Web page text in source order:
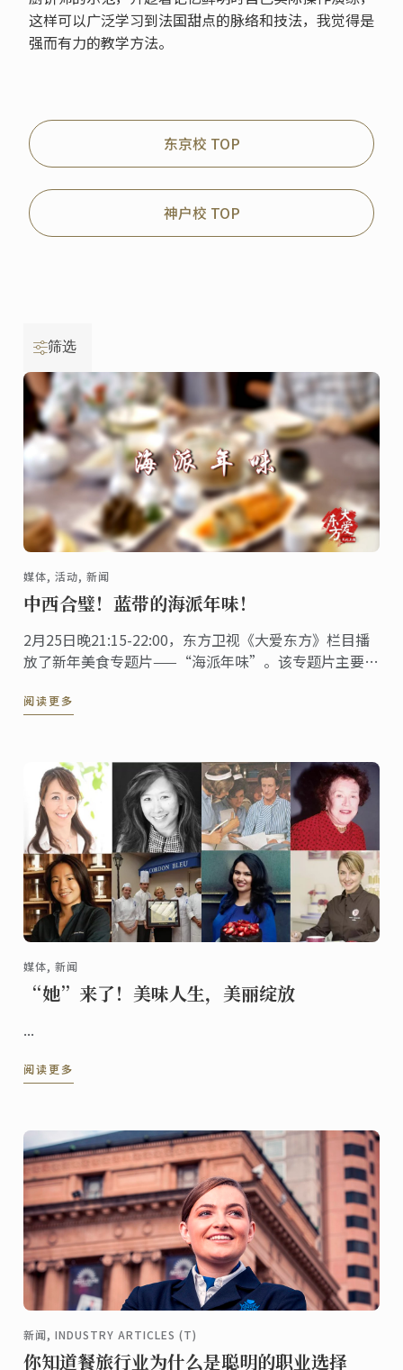
这样可以广泛学习到法国甜点的脉络和技法，我觉得是
强而有力的教学方法。
东京校 TOP
神户校 TOP
筛选
媒体, 活动, 新闻
中西合璧！蓝带的海派年味！
2月25日晚21:15-22:00，东方卫视《大爱东方》栏目播
放了新年美食专题片——“海派年味”。该专题片主要跟
观众还能看到许多既有中式料理风味，但又不同于传统
阅读更多
媒体, 新闻
“她”来了！美味人生，美丽绽放
...
阅读更多
新闻, INDUSTRY ARTICLES (T)
你知道餐旅行业为什么是聪明的职业选择